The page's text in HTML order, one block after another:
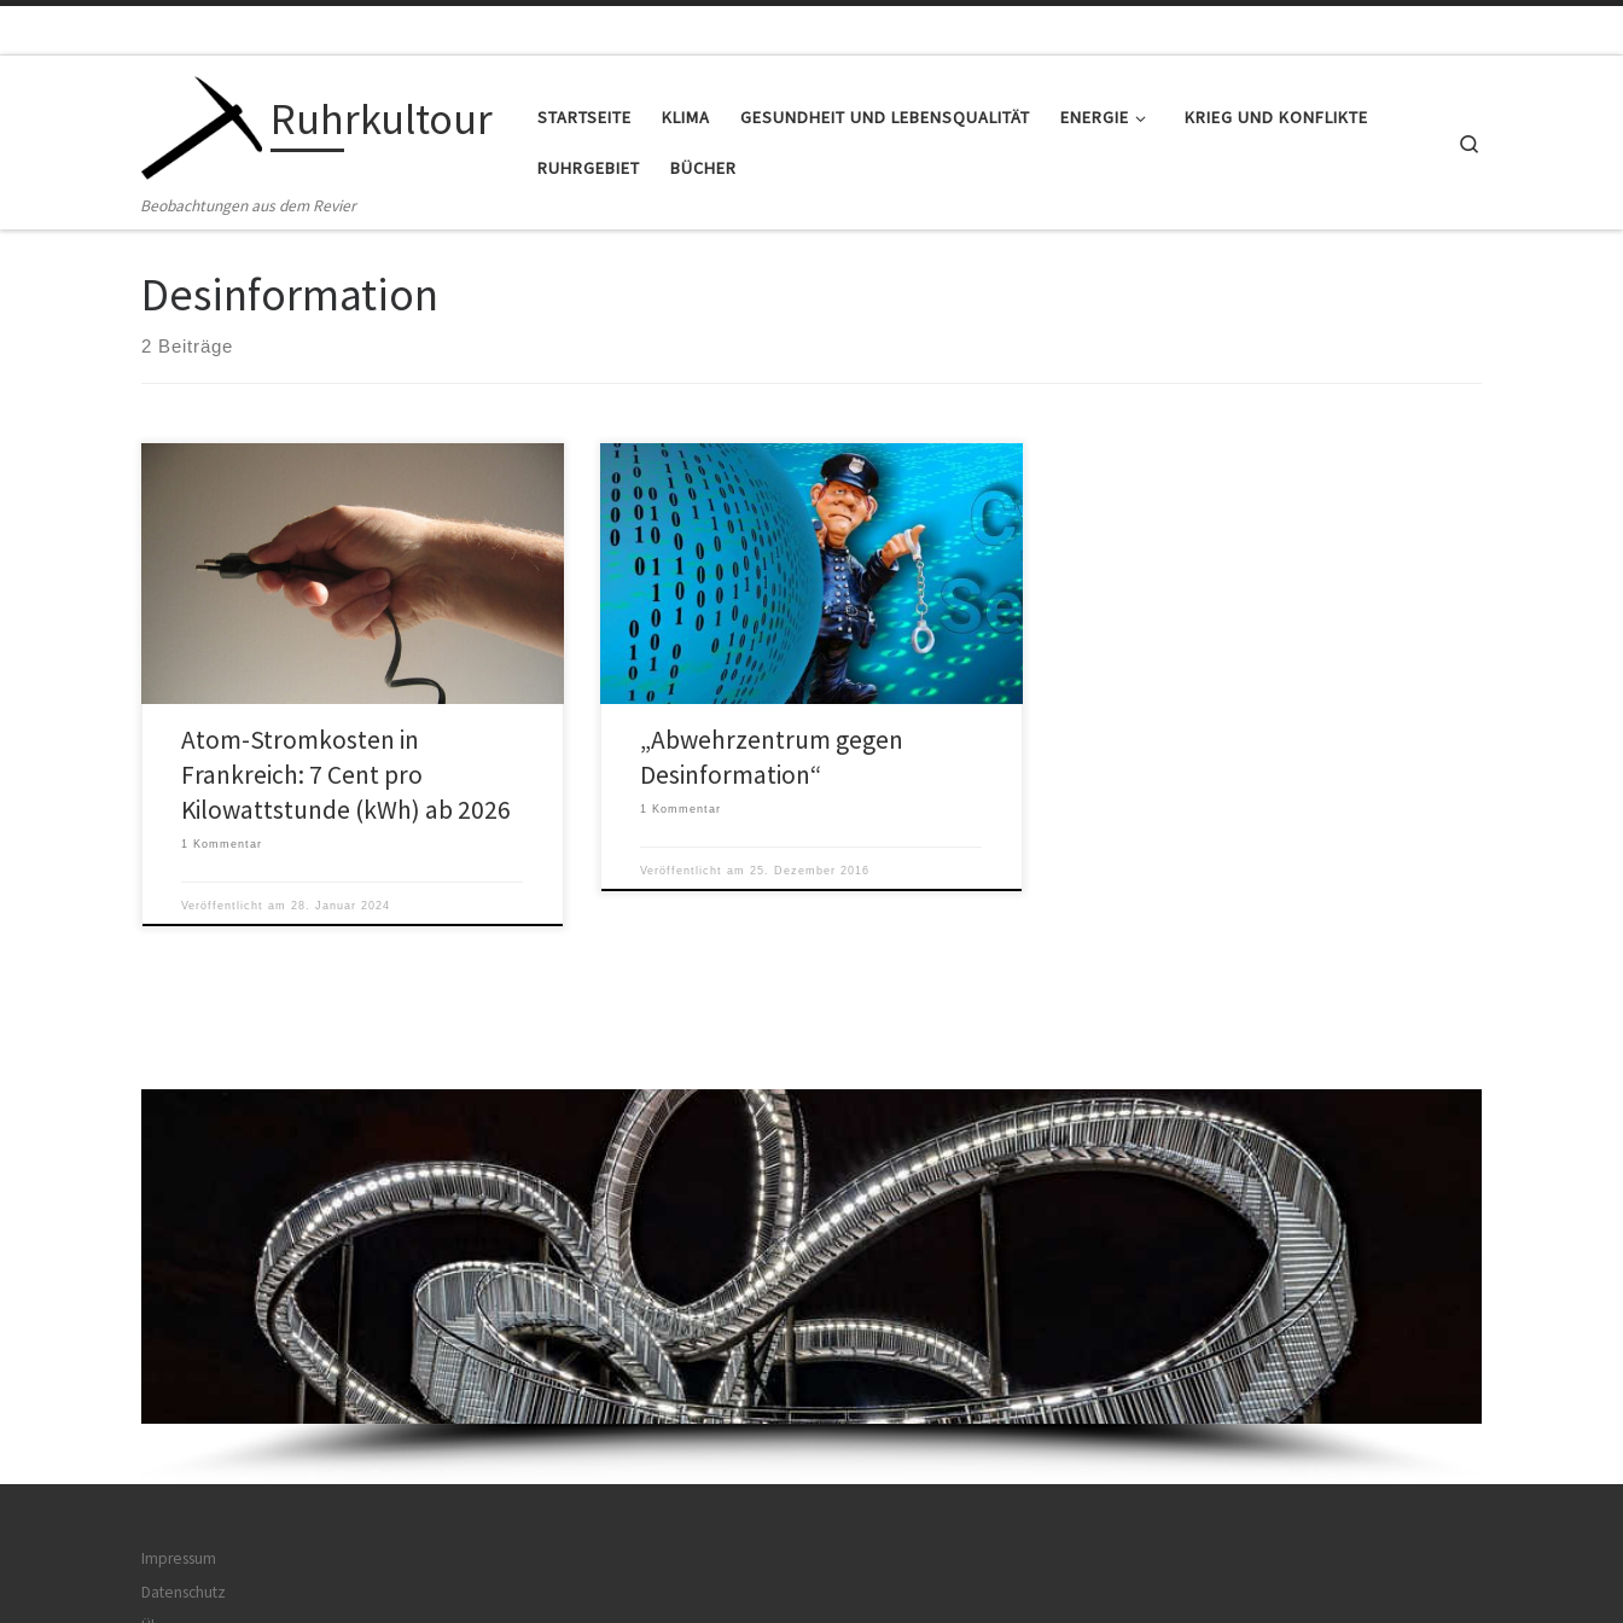
Ruhrkultour
Beobachtungen aus dem Revier
STARTSEITE KLIMA GESUNDHEIT UND LEBENSQUALITÄT ENERGIE KRIEG UND KONFLIKTE
RUHRGEBIET BÜCHER
Desinformation
2 Beiträge
In Frankreich steigen die Kosten für Atomstrom – von
derzeit 4,2 auf 7 Cent pro Kilowattstunde (kWh). Das
ZDF meldet […]
Atom-Stromkosten in
Frankreich: 7 Cent pro
Kilowattstunde (kWh) ab 2026
1 Kommentar
Veröffentlicht am28. Januar 2024
Aus dem Bundesinnenministerium kommt ein neuer
Vorschlag. Im Kampf gegen Falschnachrichten
(Fakenews) in den sozialen Netzwerken schlägt das
Haus von […]
„Abwehrzentrum gegen
Desinformation“
1 Kommentar
Veröffentlicht am25. Dezember 2016
Impressum
Datenschutz